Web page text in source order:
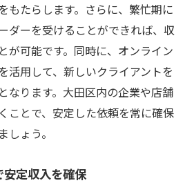
もたらします。さらに、繁忙期に
ダーを受けることができれば、収
が可能です。同時に、オンライン
活用して、新しいクライアントを
なります。大田区内の企業や店舗
ことで、安定した依頼を常に確保
しょう。
定収入を確保